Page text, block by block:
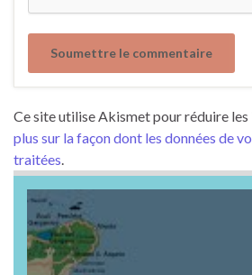
Ce site utilise Akismet pour réduire les
plus sur la façon dont les données de
traitées.